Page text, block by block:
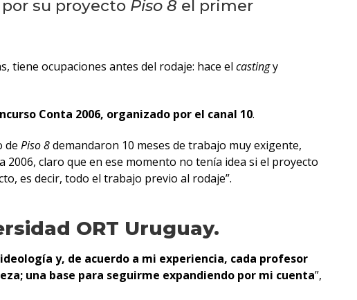
universidad
en
Blog
su proyecto Piso 8 el primer
tiene ocupaciones antes del rodaje: hace el castingy
Conta 2006, organizado por el canal 10.
de Piso 8demandaron 10 meses de trabajo muy exigente,
claro que en ese momento no tenía idea si el proyecto
es decir, todo el trabajo previo al rodaje”.
ORT Uruguay.
y, de acuerdo a mi experiencia, cada profesor
una base para seguirme expandiendo por mi cuenta”,